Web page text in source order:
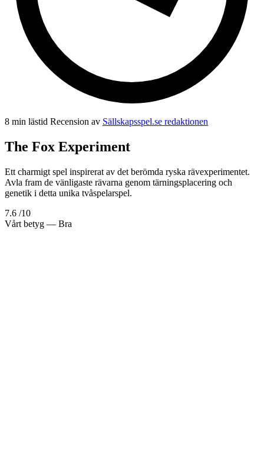
8 min lästid Recension av Sällskapsspel.se redaktionen
The Fox Experiment
Ett charmigt spel inspirerat av det berömda ryska rävexperimentet.
Avla fram de vänligaste rävarna genom tärningsplacering och
genetik i detta unika tvåspelarspel.
7.6 /10
Vårt betyg — Bra